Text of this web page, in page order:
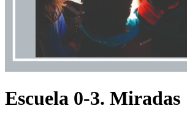
Escuela 0-3. Miradas